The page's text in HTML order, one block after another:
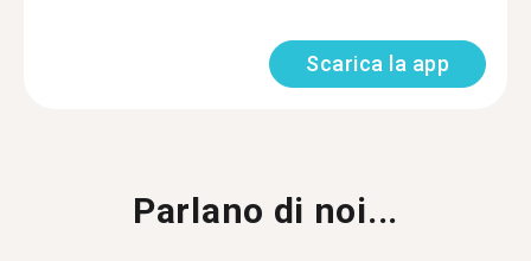
Scarica la app
Parlano di noi...